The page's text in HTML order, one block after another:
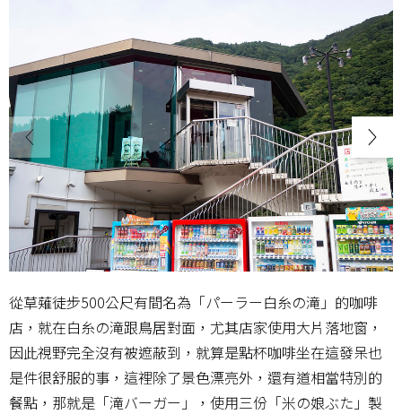
從草薙徒步500公尺有間名為「パーラー白糸の滝」的咖啡
店，就在白糸の滝跟鳥居對面，尤其店家使用大片落地窗，
因此視野完全沒有被遮蔽到，就算是點杯咖啡坐在這發呆也
是件很舒服的事，這裡除了景色漂亮外，還有道相當特別的
餐點，那就是「滝バーガー」，使用三份「米の娘ぶた」製